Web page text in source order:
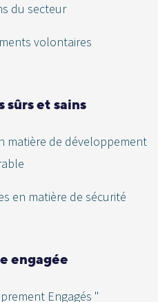
du secteur
volontaires
sûrs et sains
matière de développement
en matière de sécurité
engagée
Engagés "